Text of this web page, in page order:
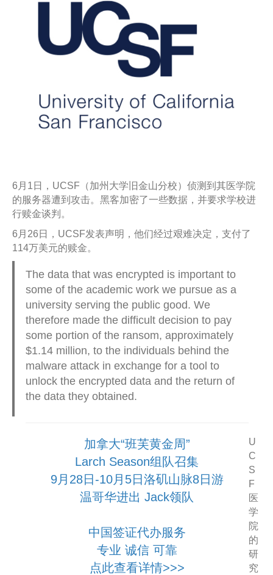
6月1日，UCSF（加州大学旧金山分校）侦测到其医学院
的服务器遭到攻击。黑客加密了一些数据，并要求学校进
行赎金谈判。
6月26日，UCSF发表声明，他们经过艰难决定，支付了
114万美元的赎金。
The data that was encrypted is important to
some of the academic work we pursue as a
university serving the public good. We
therefore made the difficult decision to pay
some portion of the ransom, approximately
$1.14 million, to the individuals behind the
malware attack in exchange for a tool to
unlock the encrypted data and the return of
the data they obtained.
加拿大“班芙黄金周”
Larch Season组队召集
9月28日-10月5日洛矶山脉8日游
温哥华进出 Jack领队
中国签证代办服务
专业 诚信 可靠
点此查看详情>>>
U
C
S
F
医
学
院
的
研
究